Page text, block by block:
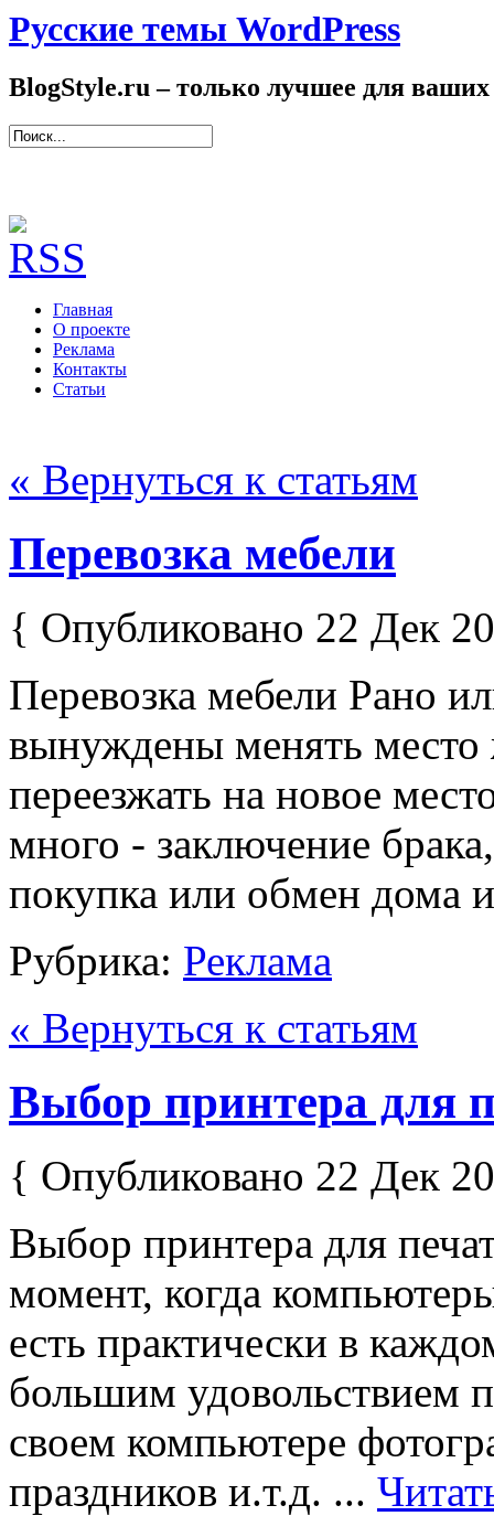
Русские темы WordPress
BlogStyle.ru – только лучшее для ваших
Главная
О проекте
Реклама
Контакты
Статьи
« Вернуться к статьям
Перевозка мебели
{ Опубликовано 22 Дек
Перевозка мебели Рано
вынуждены менять место
переезжать на новое
много - заключение
покупка или обмен дома
Рубрика: Реклама
« Вернуться к статьям
Выбор принтера для
{ Опубликовано 22 Дек
Выбор принтера для
момент, когда
есть практически в
большим удовольствием
своем компьютере
праздников и.т.д. ...